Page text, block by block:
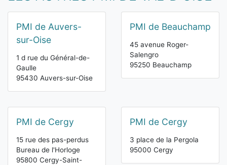
PMI de Auvers-
sur-Oise
1 d rue du Général-de-
Gaulle
95430 Auvers-sur-Oise
PMI de Beauchamp
45 avenue Roger-
Salengro
95250 Beauchamp
PMI de Cergy
15 rue des pas-perdus
Bureau de l'Horloge
95800 Cergy-Saint-
PMI de Cergy
3 place de la Pergola
95000 Cergy